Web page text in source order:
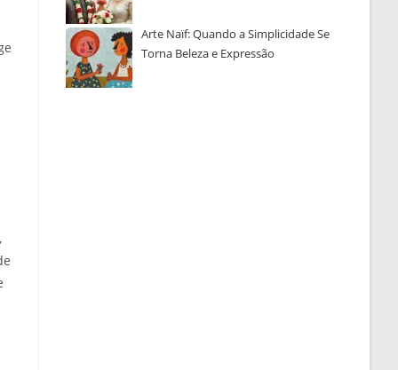
Arte Naïf: Quando a Simplicidade Se
Torna Beleza e Expressão